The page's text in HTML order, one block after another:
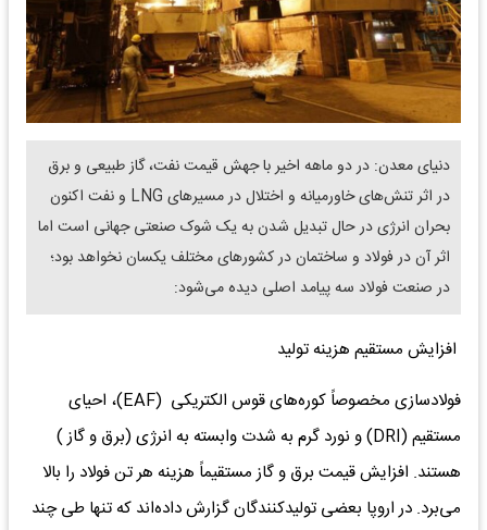
دنیای معدن: در دو ماهه اخیر با جهش قیمت نفت، گاز طبیعی و برق
در اثر تنش‌های خاورمیانه و اختلال در مسیرهای LNG و نفت اکنون
بحران انرژی در حال تبدیل شدن به یک شوک صنعتی جهانی است اما
اثر آن در فولاد و ساختمان در کشورهای مختلف یکسان نخواهد بود؛
در صنعت فولاد سه پیامد اصلی دیده می‌شود:
افزایش مستقیم هزینه تولید
فولادسازی مخصوصاً کوره‌های قوس الکتریکی (EAF)، احیای
مستقیم (DRI) و نورد گرم به شدت وابسته به انرژی (برق و گاز )
هستند. افزایش قیمت برق و گاز مستقیماً هزینه هر تن فولاد را بالا
می‌برد. در اروپا بعضی تولیدکنندگان گزارش داده‌اند که تنها طی چند